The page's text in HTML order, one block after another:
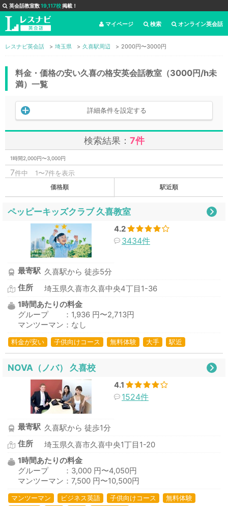
英会話教室数19,117校掲載！
オンライン英会話
検索
マイページ
レスナビ英会話 埼玉県 久喜駅周辺 2000円〜3000円
料金・価格の安い久喜の格安英会話教室（3000円/h未
満）一覧
詳細条件を設定する
検索結果： 7件
1時間2,000円〜3,000円
7件中 1〜7件を表示
価格順 駅近順
ペッピーキッズクラブ 久喜教室
4.2
3434件
最寄駅 久喜駅から 徒歩5分
住所
埼玉県久喜市久喜中央4丁目1-36
1時間あたりの料金
グループ ：1,936 円〜2,713円
マンツーマン：なし
料金が安い 子供向けコース 無料体験 大手 駅近
NOVA（ノバ） 久喜校
4.1
1524件
最寄駅 久喜駅から 徒歩1分
住所
埼玉県久喜市久喜中央1丁目1-20
1時間あたりの料金
グループ ：3,000 円〜4,050円
マンツーマン：7,500 円〜10,500円
マンツーマン ビジネス英語 子供向けコース
無料体験